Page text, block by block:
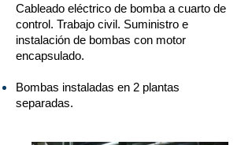
Cableado eléctrico de bomba a cuarto de
control. Trabajo civil. Suministro e
instalación de bombas con motor
encapsulado.
Bombas instaladas en 2 plantas
separadas.